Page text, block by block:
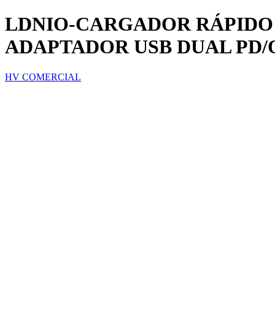
LDNIO-CARGADOR
ADAPTADOR USB DUAL PD/
HV COMERCIAL